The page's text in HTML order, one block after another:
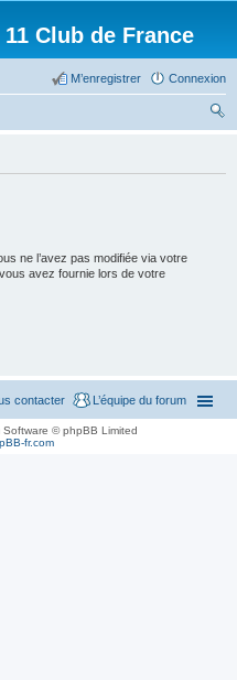
Club de France
Connexion
M’enregistrer
ne l’avez pas modifiée via votre
vous avez fournie lors de votre
L’équipe du forum
contacter
Software © phpBB Limited
fr.com